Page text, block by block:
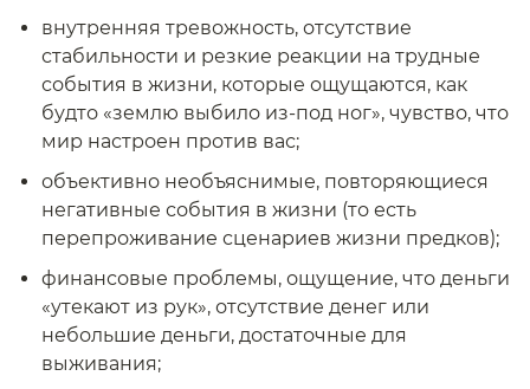
внутренняя тревожность, отсутствие
стабильности и резкие реакции на трудные
события в жизни, которые ощущаются, как
будто «землю выбило из-под ног», чувство, что
мир настроен против вас;
объективно необъяснимые, повторяющиеся
негативные события в жизни (то есть
перепроживание сценариев жизни предков);
финансовые проблемы, ощущение, что деньги
«утекают из рук», отсутствие денег или
небольшие деньги, достаточные для
выживания;